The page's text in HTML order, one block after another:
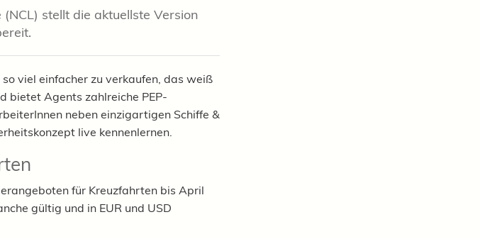
stellt die aktuellste Version
viel einfacher zu verkaufen, das weiß
bietet Agents zahlreiche PEP-
nebeneinzigartigen Schiffe &
live kennenlernen.
für Kreuzfahrten bis April
gültig und in EUR und USD